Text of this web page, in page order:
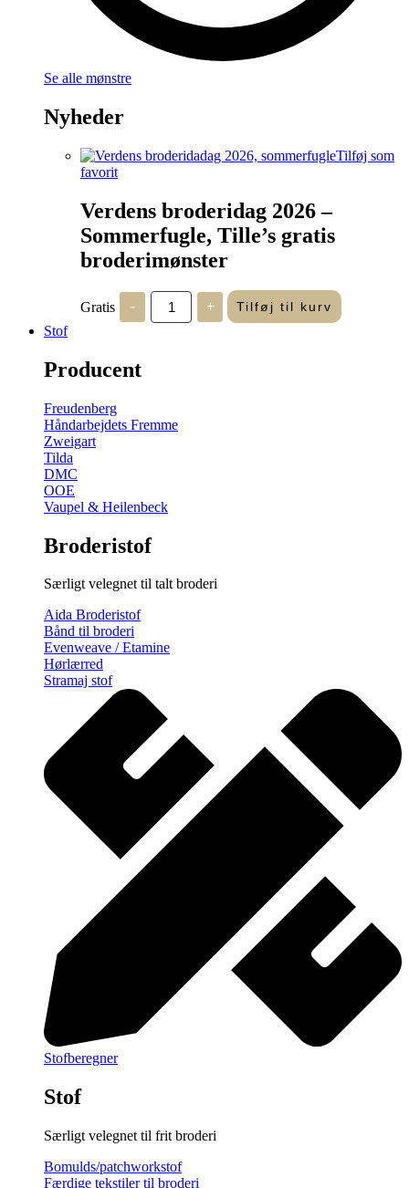
Se alle mønstre
Nyheder
Tilføj som
favorit
Verdens broderidag 2026 –
Sommerfugle, Tille’s gratis
broderimønster
Gratis -
Verdens
broderidag
2026
+ Tilføj til kurv
Stof
Producent
Freudenberg
Håndarbejdets Fremme
Zweigart
Tilda
DMC
OOE
Vaupel & Heilenbeck
Broderistof
Særligt velegnet til talt broderi
Aida Broderistof
Bånd til broderi
Evenweave / Etamine
Hørlærred
Stramaj stof
Stofberegner
Stof
Særligt velegnet til frit broderi
Bomulds/patchworkstof
Færdige tekstiler til broderi